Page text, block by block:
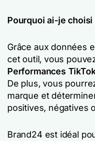
Pourquoi ai-je choisi
Grâce aux données
cet outil, vous
Performances
De plus, vous
marque et
positives, négatives
Brand24 est idéal